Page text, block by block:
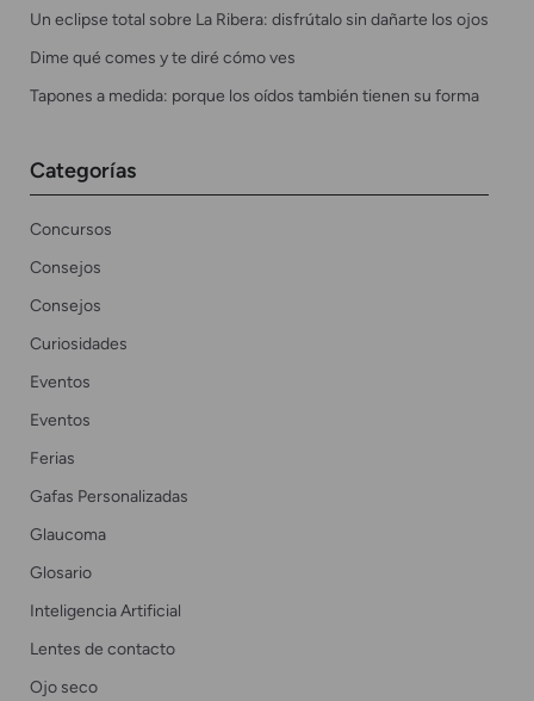
Un eclipse total sobre La Ribera: disfrútalo sin dañarte los ojos
Dime qué comes y te diré cómo ves
Tapones a medida: porque los oídos también tienen su forma
Categorías
Concursos
Consejos
Consejos
Curiosidades
Eventos
Eventos
Ferias
Gafas Personalizadas
Glaucoma
Glosario
Inteligencia Artificial
Lentes de contacto
Ojo seco